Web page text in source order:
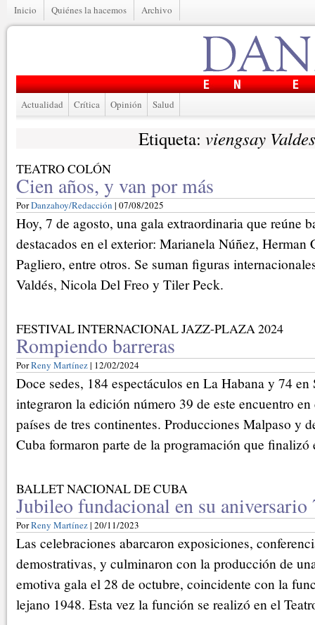
Inicio Quiénes la hacemos Archivo
Actualidad Crítica Opinión Salud
Etiqueta: viengsay Valdes
TEATRO COLÓN
Cien años, y van por más
PorDanzahoy/Redacción | 07/08/2025
Hoy, 7 de agosto, una gala extraordinaria que reúne
destacados en el exterior: Marianela Núñez,
Pagliero, entre otros. Se suman figuras
Valdés, Nicola Del Freo y Tiler Peck.
FESTIVAL INTERNACIONAL JAZZ-PLAZA 2024
Rompiendo barreras
PorReny Martínez| 12/02/2024
Doce sedes, 184 espectáculos en La Habana y 74 en
integraron la edición número 39 de este encuentro
países de tres continentes. Producciones Malpaso y
Cuba formaron parte de la programación que finalizó
BALLET NACIONAL DE CUBA
Jubileo fundacional en su aniversario
PorReny Martínez| 20/11/2023
Las celebraciones abarcaron exposiciones,
demostrativas, y culminaron con la producción de
emotiva gala el 28 de octubre, coincidente con la
lejano 1948. Esta vez la función se realizó en el